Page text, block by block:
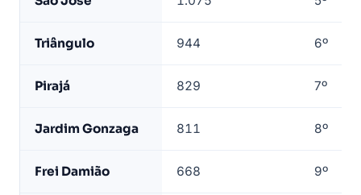
LeadJet
Triângulo 944 6º
Pirajá 829 7º
Jardim Gonzaga 811 8º
Frei Damião 668 9º